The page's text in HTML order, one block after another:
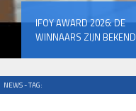
IFOY AWARD 2026: DE
WINNAARS ZIJN BEKEND
NEWS - TAG: